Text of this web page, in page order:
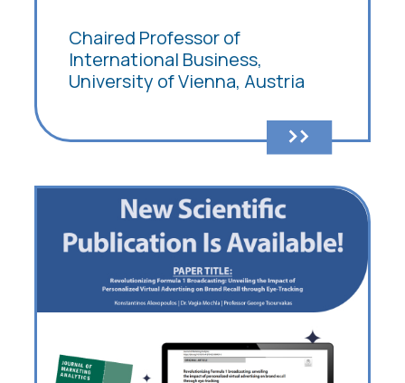
Chaired Professor of
International Business,
University of Vienna, Austria